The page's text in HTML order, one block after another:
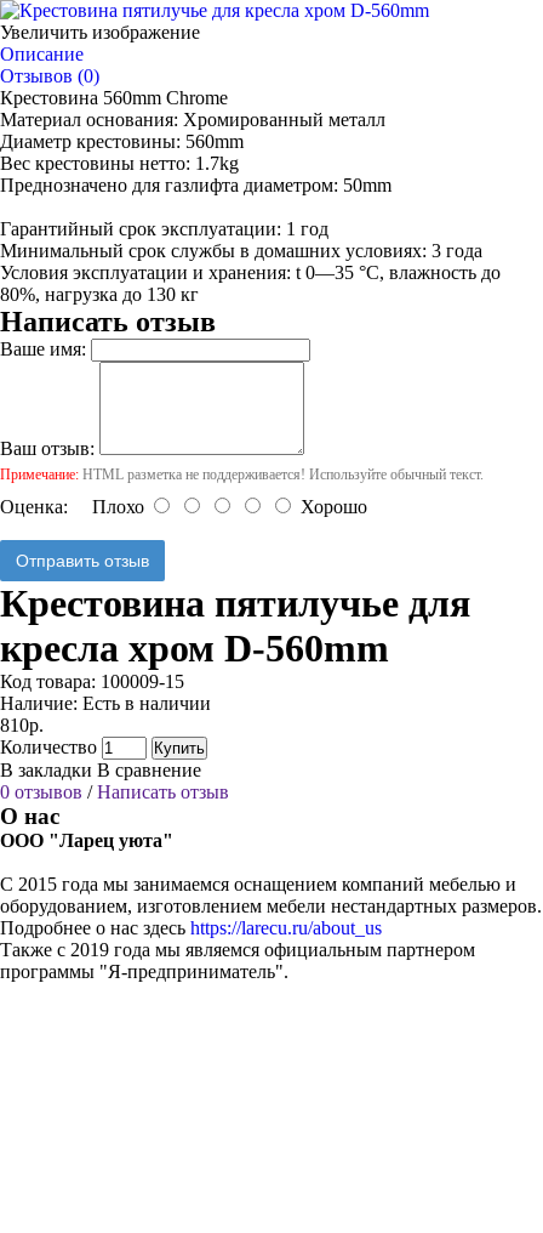
Увеличить изображение
Описание
Отзывов (0)
Крестовина 560mm Chrome
Материал основания: Хромированный металл
Диаметр крестовины: 560mm
Вес крестовины нетто: 1.7kg
Преднозначено для газлифта диаметром: 50mm
Гарантийный срок эксплуатации: 1 год
Минимальный срок службы в домашних условиях: 3 года
Условия эксплуатации и хранения: t 0—35 °С, влажность до
80%, нагрузка до 130 кг
Написать отзыв
Ваше имя:
Ваш отзыв:
Примечание: HTML разметка не поддерживается! Используйте обычный текст.
Оценка: Плохо Хорошо
Отправить отзыв
Крестовина пятилучье для
кресла хром D-560mm
Код товара: 100009-15
Наличие: Есть в наличии
810р.
Количество
Купить
В закладки В сравнение
0 отзывов /Написать отзыв
О нас
ООО "Ларец уюта"
С 2015 года мы занимаемся оснащением компаний мебелью и
оборудованием, изготовлением мебели нестандартных размеров.
Подробнее о нас здесь https://larecu.ru/about_us
Также с 2019 года мы являемся официальным партнером
программы "Я-предприниматель".